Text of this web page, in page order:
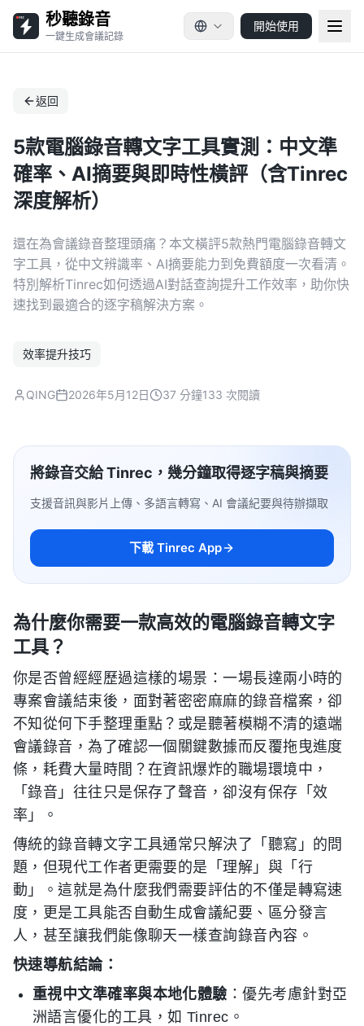
秒聽錄音
一鍵生成會議記錄
開始使用
返回
5款電腦錄音轉文字工具實測：中文準
確率、AI摘要與即時性橫評（含Tinrec
深度解析）
還在為會議錄音整理頭痛？本文橫評5款熱門電腦錄音轉文
字工具，從中文辨識率、AI摘要能力到免費額度一次看清。
特別解析Tinrec如何透過AI對話查詢提升工作效率，助你快
速找到最適合的逐字稿解決方案。
效率提升技巧
QING 2026年5月12日 37 分鐘133 次閱讀
將錄音交給 Tinrec，幾分鐘取得逐字稿與摘要
支援音訊與影片上傳、多語言轉寫、AI 會議紀要與待辦擷取
下載 Tinrec App
為什麼你需要一款高效的電腦錄音轉文字
工具？
你是否曾經經歷過這樣的場景：一場長達兩小時的
專案會議結束後，面對著密密麻麻的錄音檔案，卻
不知從何下手整理重點？或是聽著模糊不清的遠端
會議錄音，為了確認一個關鍵數據而反覆拖曳進度
條，耗費大量時間？在資訊爆炸的職場環境中，
「錄音」往往只是保存了聲音，卻沒有保存「效
率」。
傳統的錄音轉文字工具通常只解決了「聽寫」的問
題，但現代工作者更需要的是「理解」與「行
動」。這就是為什麼我們需要評估的不僅是轉寫速
度，更是工具能否自動生成會議紀要、區分發言
人，甚至讓我們能像聊天一樣查詢錄音內容。
快速導航結論：
重視中文準確率與本地化體驗 ：優先考慮針對亞
洲語言優化的工具，如 Tinrec。